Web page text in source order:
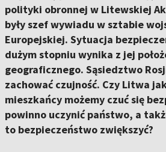
polityki obronnej w Litewskiej
były szef wywiadu w sztabie
Europejskiej. Sytuacja
dużym stopniu wynika z jej
geograficznego. Sąsiedztwo
zachować czujność. Czy Litwa
mieszkańcy możemy czuć się
powinno uczynić państwo, a
to bezpieczeństwo zwiększyć?